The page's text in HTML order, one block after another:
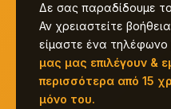
Δε σας παραδίδουμε
Αν χρειαστείτε
είμαστε ένα τηλέφωνο
μας μας επιλέγουν &
περισσότερα από 15
μόνο του.